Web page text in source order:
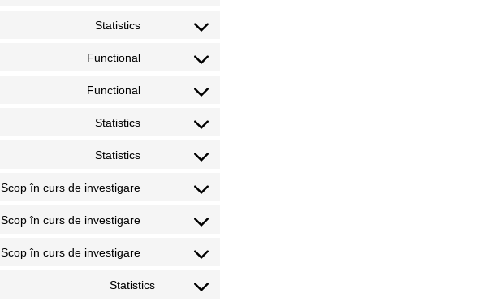
Statistics
Functional
Functional
Statistics
Statistics
Scop în curs de investigare
Scop în curs de investigare
Scop în curs de investigare
Statistics